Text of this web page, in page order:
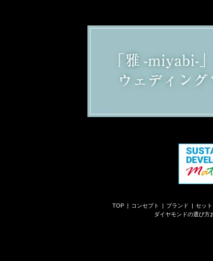
TOP コンセプト ブランド セッ
ダイヤモンドの選び方